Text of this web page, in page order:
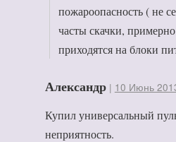
пожароопасность ( не
часты скачки,
приходятся на блоки
Александр | 10 Июнь
Купил универсальный
неприятность.